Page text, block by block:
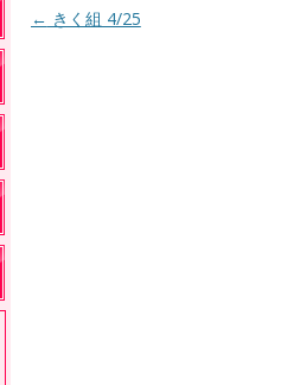
投稿ナビゲーション
← きく組 4/25